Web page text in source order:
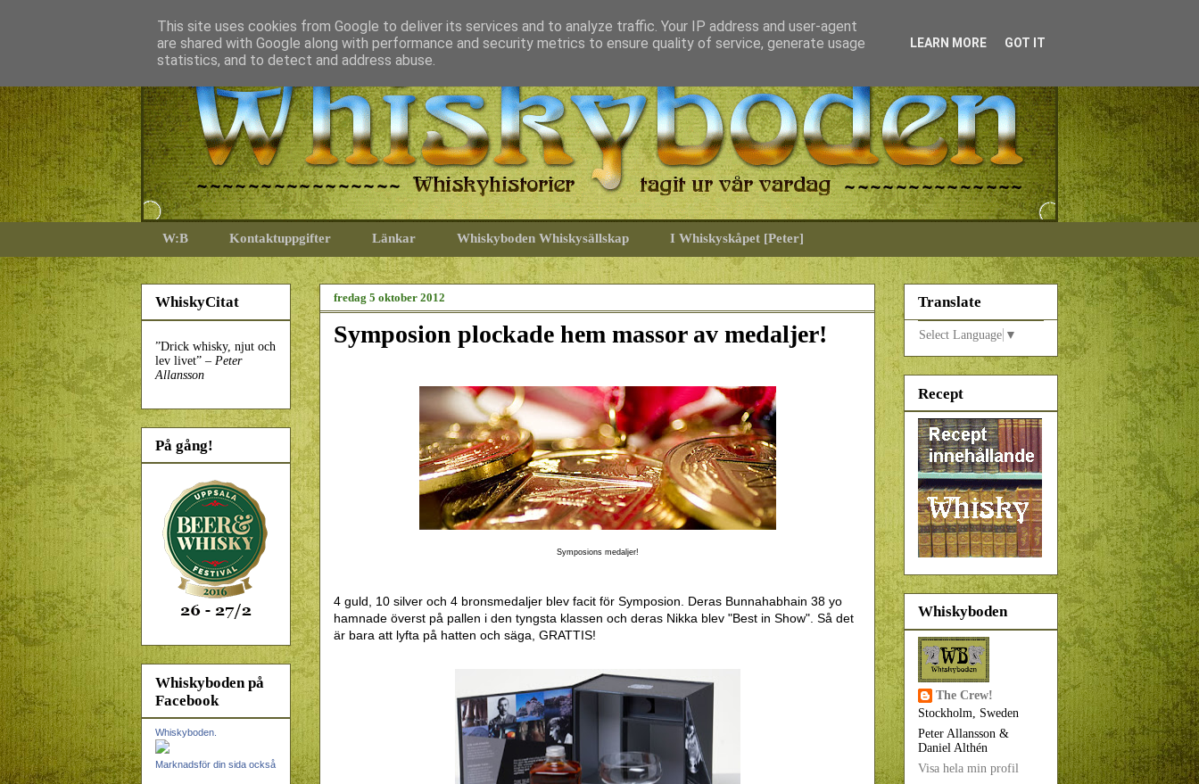
W:B Kontaktuppgifter Länkar Whiskyboden Whiskysällskap I Whiskyskåpet [Peter]
fredag 5 oktober 2012
Symposion plockade hem massor av medaljer!
Symposions medaljer!
4 guld, 10 silver och 4 bronsmedaljer blev facit för Symposion. Deras Bunnahabhain 38 yo
hamnade överst på pallen i den tyngsta klassen och deras Nikka blev "Best in Show". Så det
är bara att lyfta på hatten och säga, GRATTIS!
WhiskyCitat
”Drick whisky, njut och
lev livet” – Peter
Allansson
På gång!
Whiskyboden på
Facebook
Whiskyboden.
Marknadsför din sida också
Translate
Select Language ▼
Recept
Whiskyboden
The Crew!
Stockholm, Sweden
Peter Allansson &
Daniel Althén
Visa hela min profil
This site uses cookies from Google to deliver its services and to analyze traffic. Your IP address and user-agent
are shared with Google along with performance and security metrics to ensure quality of service, generate usage
statistics, and to detect and address abuse.
LEARN MORE GOT IT